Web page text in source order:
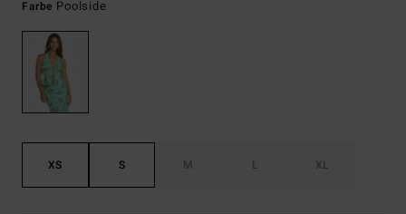
Farbe Poolside
XS S M L XL